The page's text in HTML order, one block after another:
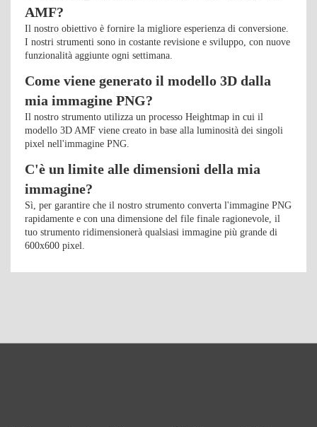
AMF?
Il nostro obiettivo è fornire la migliore esperienza di conversione.
I nostri strumenti sono in costante revisione e sviluppo, con nuove
funzionalità aggiunte ogni settimana.
Come viene generato il modello 3D dalla
mia immagine PNG?
Il nostro strumento utilizza un processo Heightmap in cui il
modello 3D AMF viene creato in base alla luminosità dei singoli
pixel nell'immagine PNG.
C'è un limite alle dimensioni della mia
immagine?
Sì, per garantire che il nostro strumento converta l'immagine PNG
rapidamente e con una dimensione del file finale ragionevole, il
tuo strumento ridimensionerà qualsiasi immagine più grande di
600x600 pixel.